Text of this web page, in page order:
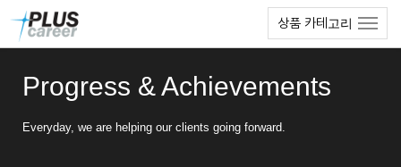
상품 카테고리
Progress & Achievements
Everyday, we are helping our clients going forward.